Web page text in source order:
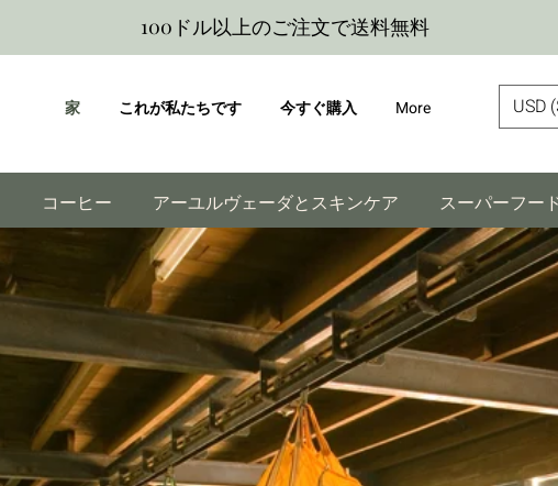
100ドル以上のご注文で送料無料
家 これが私たちです 今すぐ購入 More USD
コーヒー アーユルヴェーダとスキンケア スーパーフー